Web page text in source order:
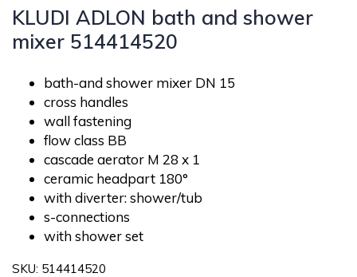
KLUDI ADLON bath and shower
mixer 514414520
bath-and shower mixer DN 15
cross handles
wall fastening
flow class BB
cascade aerator M 28 x 1
ceramic headpart 180°
with diverter: shower/tub
s-connections
with shower set
SKU: 514414520